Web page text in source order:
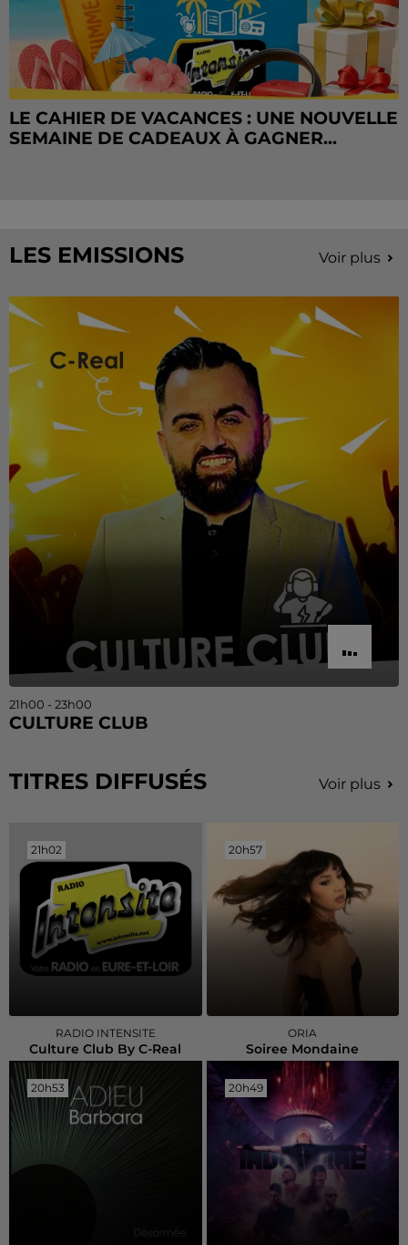
LE CAHIER DE VACANCES : UNE NOUVELLE
SEMAINE DE CADEAUX À GAGNER...
LES EMISSIONS Voir plus
21h00 - 23h00
CULTURE CLUB
TITRES DIFFUSÉS Voir plus
21h02
21h02
RADIO INTENSITE
Culture Club By C-Real
20h57
20h57
ORIA
Soiree Mondaine
20h53
20h53 20h49
20h49